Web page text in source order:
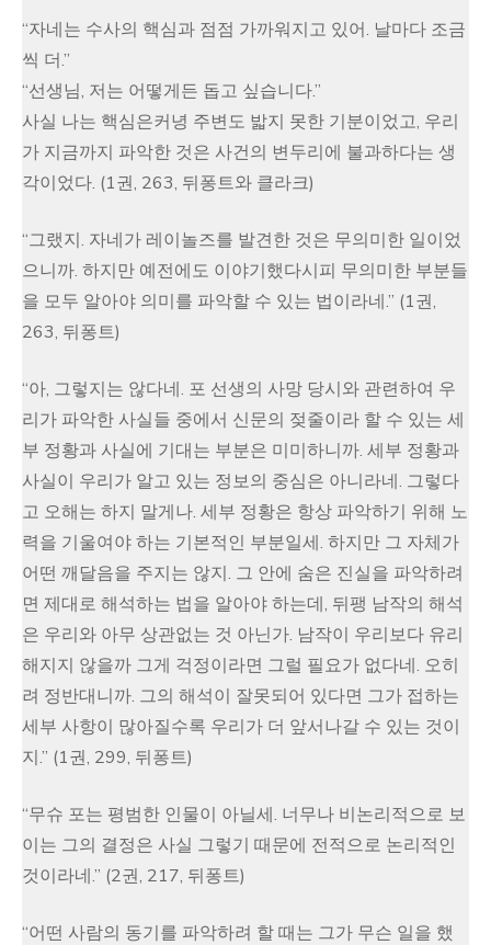
“자네는 수사의 핵심과 점점 가까워지고 있어. 날마다 조금
씩 더.”
“선생님, 저는 어떻게든 돕고 싶습니다.”
사실 나는 핵심은커녕 주변도 밟지 못한 기분이었고, 우리
가 지금까지 파악한 것은 사건의 변두리에 불과하다는 생
각이었다. (1권, 263, 뒤퐁트와 클라크)
“그랬지. 자네가 레이놀즈를 발견한 것은 무의미한 일이었
으니까. 하지만 예전에도 이야기했다시피 무의미한 부분들
을 모두 알아야 의미를 파악할 수 있는 법이라네.” (1권,
263, 뒤퐁트)
“아, 그렇지는 않다네. 포 선생의 사망 당시와 관련하여 우
리가 파악한 사실들 중에서 신문의 젖줄이라 할 수 있는 세
부 정황과 사실에 기대는 부분은 미미하니까. 세부 정황과
사실이 우리가 알고 있는 정보의 중심은 아니라네. 그렇다
고 오해는 하지 말게나. 세부 정황은 항상 파악하기 위해 노
력을 기울여야 하는 기본적인 부분일세. 하지만 그 자체가
어떤 깨달음을 주지는 않지. 그 안에 숨은 진실을 파악하려
면 제대로 해석하는 법을 알아야 하는데, 뒤팽 남작의 해석
은 우리와 아무 상관없는 것 아닌가. 남작이 우리보다 유리
해지지 않을까 그게 걱정이라면 그럴 필요가 없다네. 오히
려 정반대니까. 그의 해석이 잘못되어 있다면 그가 접하는
세부 사항이 많아질수록 우리가 더 앞서나갈 수 있는 것이
지.” (1권, 299, 뒤퐁트)
“무슈 포는 평범한 인물이 아닐세. 너무나 비논리적으로 보
이는 그의 결정은 사실 그렇기 때문에 전적으로 논리적인
것이라네.” (2권, 217, 뒤퐁트)
“어떤 사람의 동기를 파악하려 할 때는 그가 무슨 일을 했